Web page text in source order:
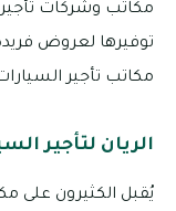
مكاتب وشركات
توفيرها لعروض
مكاتب تأجير
الريان لتأجير
يُقبل الكثيرون على